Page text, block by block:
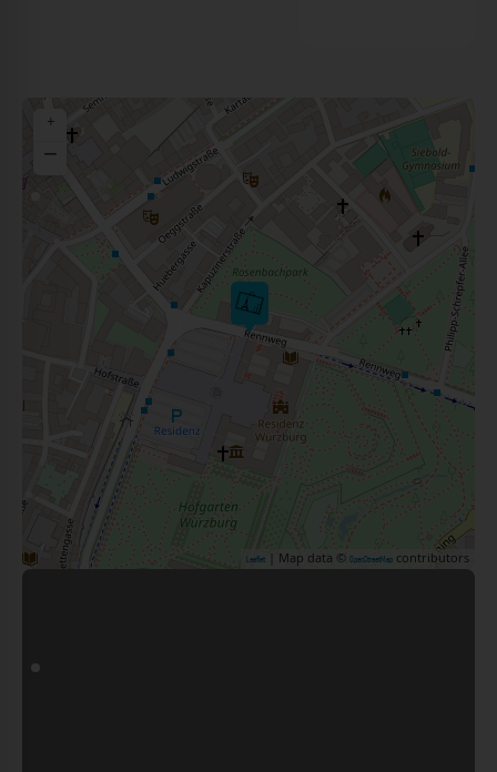
+
−
Leaflet | Map data © OpenStreetMap contributors